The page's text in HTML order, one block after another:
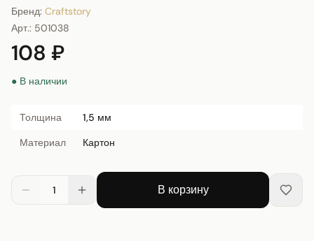
Бренд: Craftstory
Арт.: 501038
108 ₽
● В наличии
Толщина
1,5 мм
Материал
Картон
1 В корзину